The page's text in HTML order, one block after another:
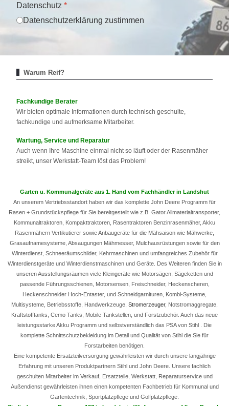
Datenschutz *
Datenschutzerklärung zustimmen
Warum Reif?
Fachkundige Berater
Wir bieten optimale Informationen durch technisch geschulte,
fachkundige und aufmerksame Mitarbeiter.
Wartung, Service und Reparatur
Auch wenn Ihre Maschine einmal nicht so läuft oder der Rasenmäher
streikt, unser Werkstatt-Team löst das Problem!
Garten u. Kommunalgeräte aus 1. Hand vom Fachhändler in Landshut
An unserem Vertriebsstandort haben wir das komplette John Deere Programm für
Rasen + Grundstückspflege für Sie bereitgestellt wie z.B. Gator Allmaterialtransporter,
Kommunaltraktoren, Kompakttraktoren, Rasentraktoren Benzinrasenmäher, Akku
Rasenmähern Vertikutierer sowie Anbaugeräte für die Mähsaison wie Mähwerke,
Grasaufnamesysteme, Absaugungen Mähmesser, Mulchausrüstungen sowie für den
Winterdienst, Schneeräumschilder, Kehrmaschinen und umfangreiches Zubehör für
Winterdienstgeräte und Winterdienstmaschinen und Geräte. Des Weiteren finden Sie in
unseren Ausstellungsräumen viele Kleingeräte wie Motorsägen, Sägeketten und
passende Führungsschienen, Motorsensen, Freischneider, Heckenscheren,
Heckenschneider Hoch-Entaster, und Schneidgarnituren, Kombi-Systeme,
Multisysteme, Betriebsstoffe, Handwerkzeuge, Stromerzeuger, Notstromaggregate,
Kraftstofftanks, Cemo Tanks, Mobile Tankstellen, und Forstzubehör. Auch das neue
leistungsstarke Akku Programm und selbstverständlich das PSA von Stihl . Die
komplette Schnittschutzbekleidung im Detail und Qualität von Stihl die Sie für
Forstarbeiten benötigen.
Eine kompetente Ersatzteilversorgung gewährleisten wir durch unsere langjährige
Erfahrung mit unseren Produktpartnern Stihl und John Deere. Unsere fachlich
geschulten Mitarbeiter im Verkauf, Ersatzteile, Werkstatt, Reparaturservice und
Außendienst gewährleisten ihnen einen kompetenten Fachbetrieb für Kommunal und
Gartentechnik, Sportplatzpflege und Golfplatzpflege.